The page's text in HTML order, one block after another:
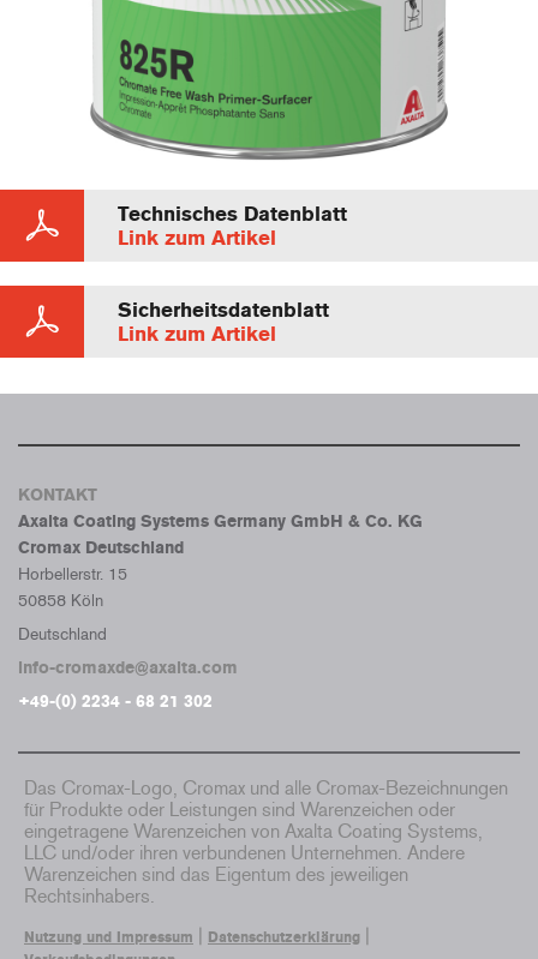
Technisches Datenblatt
Link zum Artikel
Sicherheitsdatenblatt
Link zum Artikel
KONTAKT
Axalta Coating Systems Germany GmbH & Co. KG
Cromax Deutschland
Horbellerstr. 15
50858 Köln
Deutschland
info-cromaxde@axalta.com
+49-(0) 2234 - 68 21 302
Das Cromax-Logo, Cromax und alle Cromax-Bezeichnungen
für Produkte oder Leistungen sind Warenzeichen oder
eingetragene Warenzeichen von Axalta Coating Systems,
LLC und/oder ihren verbundenen Unternehmen. Andere
Warenzeichen sind das Eigentum des jeweiligen
Rechtsinhabers.
Nutzung und Impressum Datenschutzerklärung